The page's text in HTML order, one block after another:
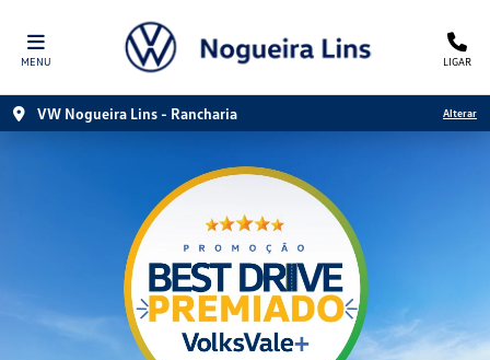
MENU LIGAR
VW Nogueira Lins - Rancharia Alterar